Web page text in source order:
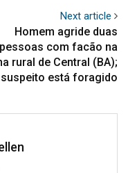
Next article
Homem agride duas
pessoas com facão na
rural de Central (BA);
suspeito está foragido